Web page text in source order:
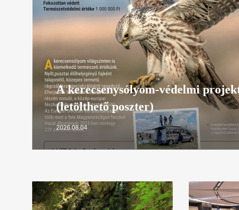
A kerecsenysólyom-védelmi
(letölthető poszter)
2026.08.04